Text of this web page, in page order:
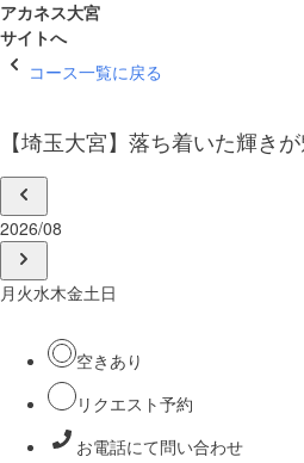
アカネス大宮
サイトへ
コース一覧に戻る
【埼玉大宮】落ち着いた輝き
2026/08
月 火水木金土日
空きあり
リクエスト予約
お電話にて問い合わせ